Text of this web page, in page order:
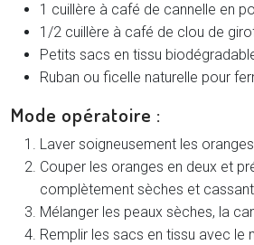
1 cuillère à café de cannelle en
1/2 cuillère à café de clou de
Petits sacs en tissu
Ruban ou ficelle naturelle pour
Mode opératoire :
Laver soigneusement les
Couper les oranges en deux et
complètement sèches et
Mélanger les peaux sèches, la
Remplir les sacs en tissu avec le